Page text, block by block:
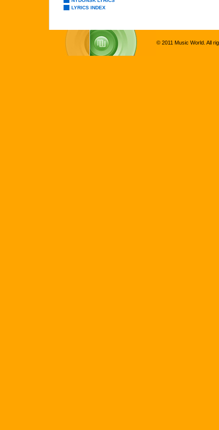
LYRICS INDEX
© 2011 Music World. All